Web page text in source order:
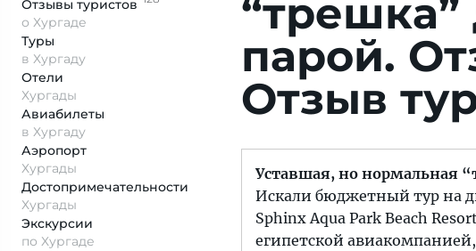
Отзывы туристов
о Хургаде
Туры
в Хургаду
Отели
Хургады
Авиабилеты
в Хургаду
Аэропорт
Хургады
Достопримеча­тельности
Хургады
Экскурсии
по Хургаде
“трешка”
парой.
Отзыв
Уставшая, но нормальная
Искали бюджетный тур на
Sphinx Aqua Park Beach
египетской